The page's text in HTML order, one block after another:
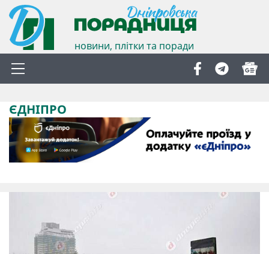
новини, плітки та поради
ЄДНІПРО